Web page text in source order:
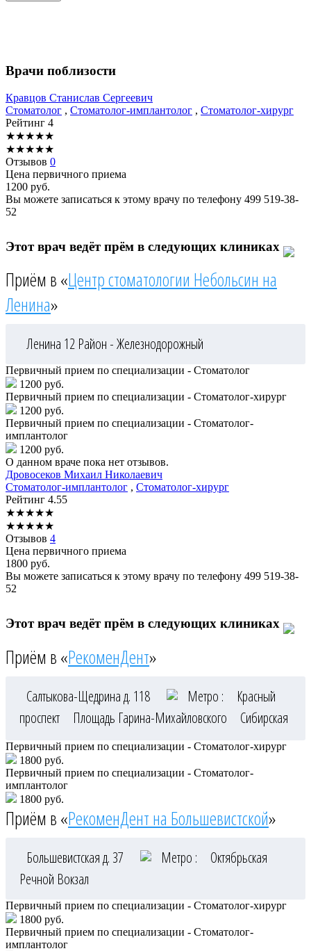
Врачи поблизости
Кравцов Станислав Сергеевич
Стоматолог , Стоматолог-имплантолог , Стоматолог-хирург
Рейтинг 4
★★★★★
★★★★★
Отзывов 0
Цена первичного приема
1200 руб.
Вы можете записаться к этому врачу по телефону 499 519-38-
52
Этот врач ведёт прём в следующих клиниках
Приём в «Центр стоматологии Небольсин на
Ленина»
Ленина 12 Район - Железнодорожный
Первичный прием по специализации - Стоматолог
1200 руб.
Первичный прием по специализации - Стоматолог-хирург
1200 руб.
Первичный прием по специализации - Стоматолог-
имплантолог
1200 руб.
О данном враче пока нет отзывов.
Дровосеков Михаил Николаевич
Стоматолог-имплантолог , Стоматолог-хирург
Рейтинг 4.55
★★★★★
★★★★★
Отзывов 4
Цена первичного приема
1800 руб.
Вы можете записаться к этому врачу по телефону 499 519-38-
52
Этот врач ведёт прём в следующих клиниках
Приём в «РекоменДент»
Салтыкова-Щедрина д. 118 Метро :
Красный
проспект
Площадь Гарина-Михайловского Сибирская
Первичный прием по специализации - Стоматолог-хирург
1800 руб.
Первичный прием по специализации - Стоматолог-
имплантолог
1800 руб.
Приём в «РекоменДент на Большевистской»
Большевистская д. 37 Метро :
Октябрьская
Речной Вокзал
Первичный прием по специализации - Стоматолог-хирург
1800 руб.
Первичный прием по специализации - Стоматолог-
имплантолог